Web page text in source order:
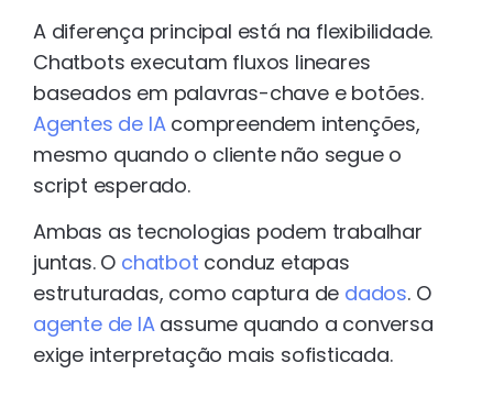
A diferença principal está na flexibilidade.
Chatbots executam fluxos lineares
baseados em palavras-chave e botões.
Agentes de IAcompreendem intenções,
mesmo quando o cliente não segue o
script esperado.
Ambas as tecnologias podem trabalhar
juntas. O chatbot conduz etapas
estruturadas, como captura de dados. O
agente de IAassume quando a conversa
exige interpretação mais sofisticada.